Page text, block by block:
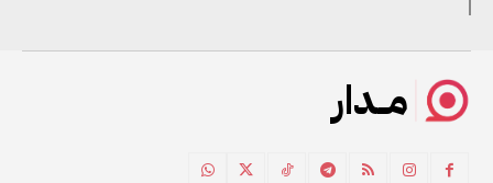
مــدار